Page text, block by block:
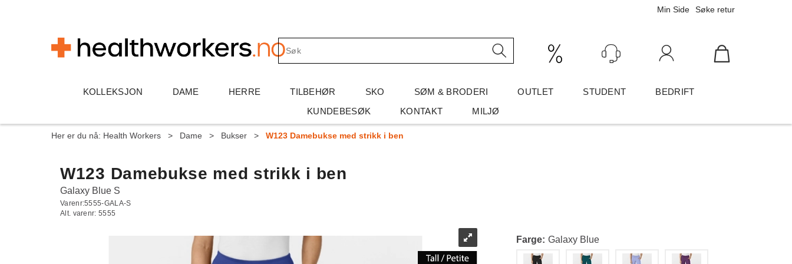
Søke retur
Min Side
KOLLEKSJON DAME HERRE TILBEHØR SKO SØM & BRODERI OUTLET STUDENT
BEDRIFT
KUNDEBESØK
KONTAKT MILJØ
Her er du nå: Health Workers > Dame > Bukser > W123 Damebukse med strikk i ben
W123 Damebukse med strikk i ben
Galaxy Blue S
Varenr:5555-GALA-S
Alt. varenr: 5555
Farge Galaxy Blue